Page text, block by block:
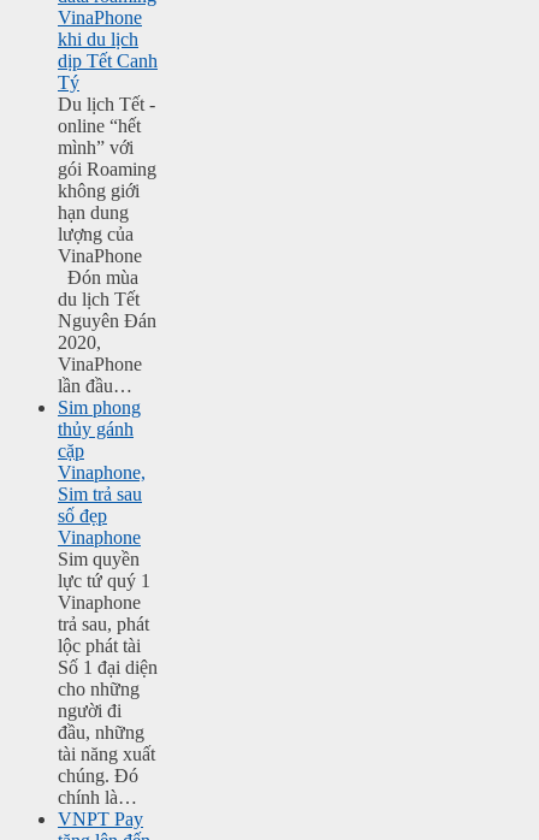
VinaPhone
khi du lịch
dịp Tết Canh
Tý
Du lịch Tết -
online “hết
mình” với
gói Roaming
không giới
hạn dung
lượng của
VinaPhone
Đón mùa
du lịch Tết
Nguyên Đán
2020,
VinaPhone
lần đầu…
Sim phong
thủy gánh
cặp
Vinaphone,
Sim trả sau
số đẹp
Vinaphone
Sim quyền
lực tứ quý 1
Vinaphone
trả sau, phát
lộc phát tài
Số 1 đại diện
cho những
người đi
đầu, những
tài năng xuất
chúng. Đó
chính là…
VNPT Pay